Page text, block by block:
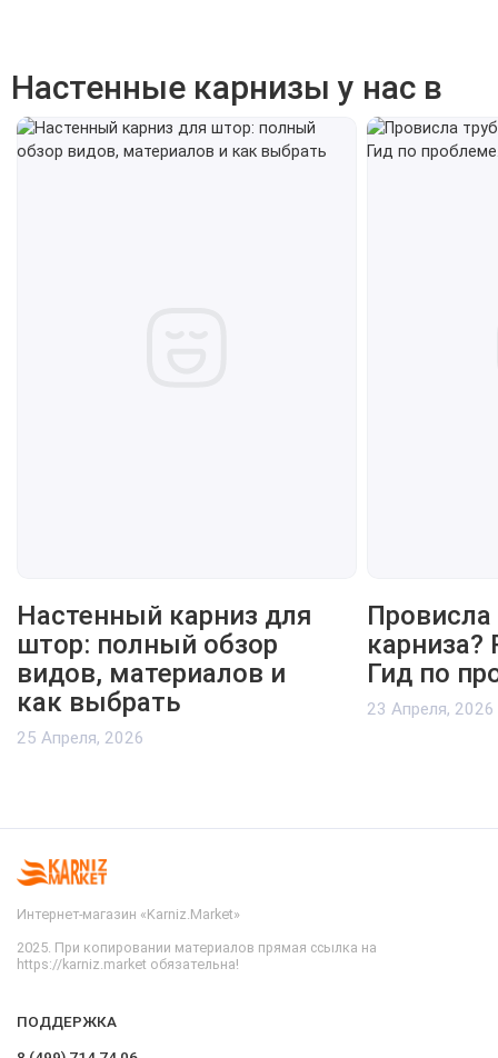
Настенные карнизы у нас в
Настенный карниз для
штор: полный обзор
видов, материалов и
как выбрать
25 Апреля, 2026
Провисла
карниза?
Гид по
23 Апреля, 2026
Интернет-магазин «Karniz.Market»
2025. При копировании материалов прямая ссылка на
https://karniz.market обязательна!
ПОДДЕРЖКА